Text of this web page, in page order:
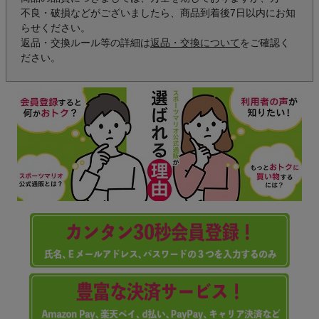
不良・破損などがございましたら、商品到着後7日以内にお知
らせください。
返品・交換ルール等の詳細は返品・交換について をご確認く
ださい。